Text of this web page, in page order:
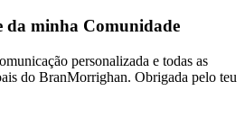
da minha Comunidade
personalizada e todas as
do BranMorrighan. Obrigada pelo teu